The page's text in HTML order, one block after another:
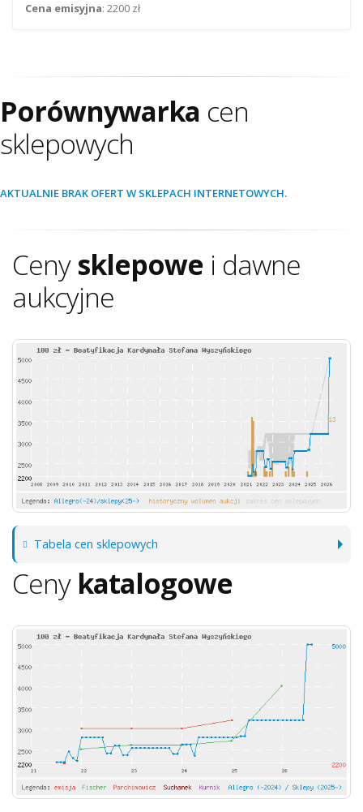
Cena emisyjna: 2200 zł
Porównywarka cen
sklepowych
AKTUALNIE BRAK OFERT W SKLEPACH INTERNETOWYCH.
Cenysklepowe i dawne
aukcyjne
Tabela cen sklepowych
Ceny katalogowe